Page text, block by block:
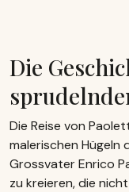
Die
Die Reise von
malerischen Hügeln
Grossvater Enrico
zu kreieren, die